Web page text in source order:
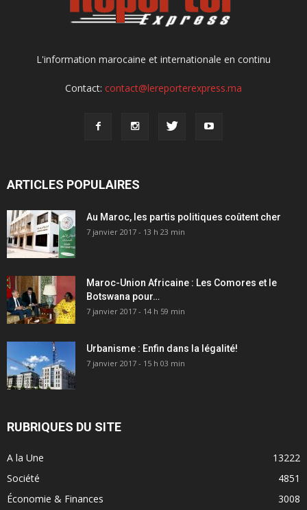
L'information marocaine et internationale en continu
Contact: contact@lereporterexpress.ma
ARTICLES POPULAIRES
Au Maroc, les partis politiques coûtent cher
7 janvier 2017 - 13 h 23 min
Maroc-Union Africaine : Les Comores et le
Botswana pour…
7 janvier 2017 - 14 h 59 min
Urbanisme : Enfin dans la légalité!
7 janvier 2017 - 15 h 03 min
RUBRIQUES DU SITE
A la Une
13222
Société
4851
Économie & Finances
3008